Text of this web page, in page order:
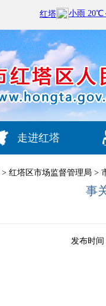
走进红塔
> 红塔区市场监督管理局 >
事
发布时间